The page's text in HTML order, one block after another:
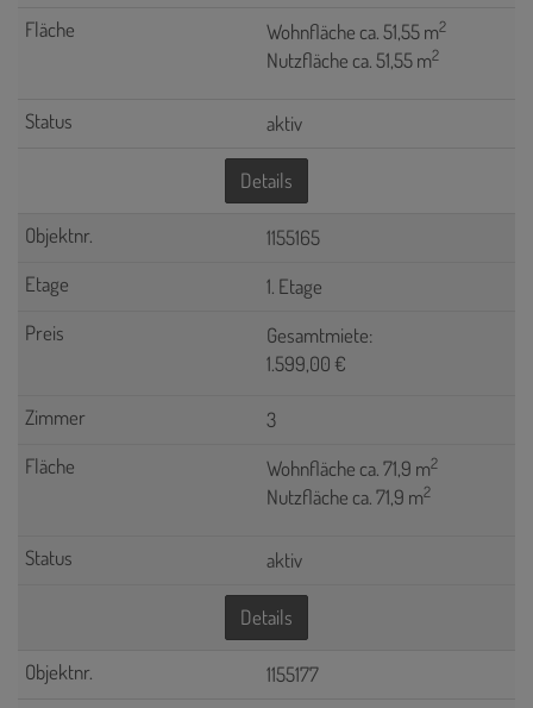
Wohnfläche ca. 51,55 m2
Nutzfläche ca. 51,55 m2
aktiv
Details
1155165
1. Etage
Gesamtmiete:
1.599,00 €
3
Wohnfläche ca. 71,9 m2
Nutzfläche ca. 71,9 m2
aktiv
Details
1155177